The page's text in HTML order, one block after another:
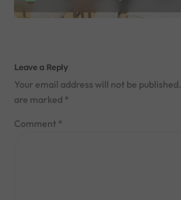
Leave a Reply
Your email address will not be published.
are marked *
Comment *